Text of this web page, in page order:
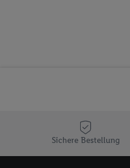
Sichere Bestellung